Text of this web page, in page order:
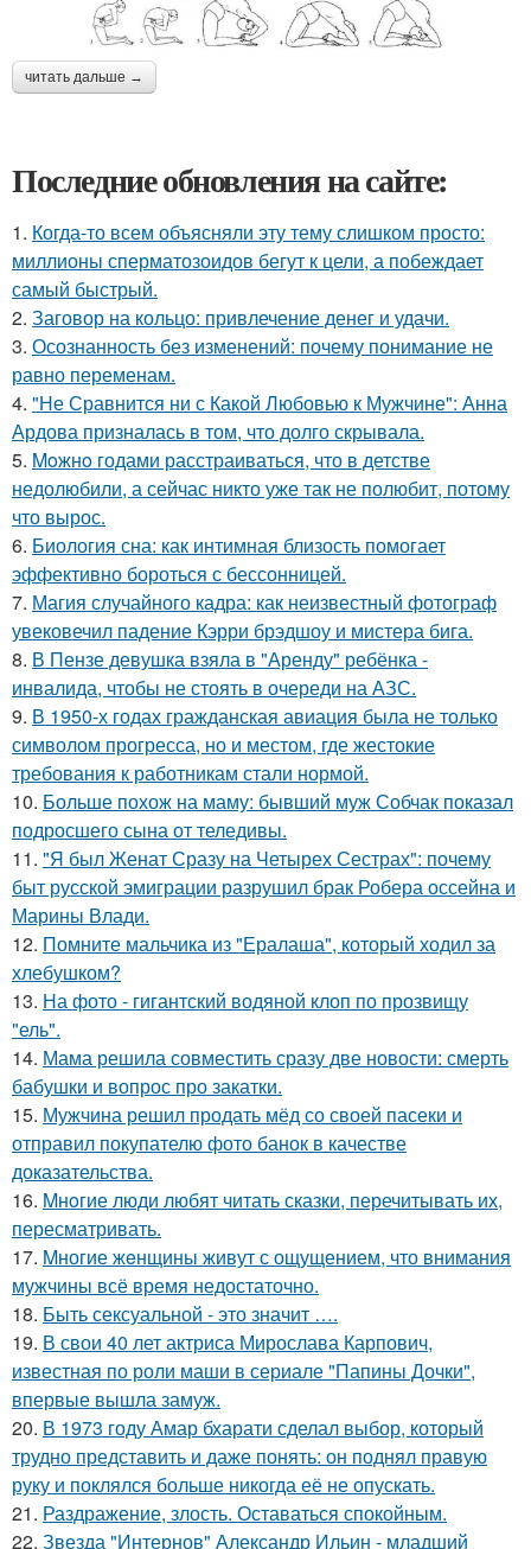
читать дальше →
Последние обновления на сайте:
1. Когда-то всем объясняли эту тему слишком просто:
миллионы сперматозоидов бегут к цели, а побеждает
самый быстрый.
2. Заговор на кольцо: привлечение денег и удачи.
3. Осознанность без изменений: почему понимание не
равно переменам.
4. "Не Сравнится ни с Какой Любовью к Мужчине": Анна
Ардова призналась в том, что долго скрывала.
5. Moжнo годами расстраиваться, что в детстве
недолюбили, а сейчас никто уже так не полюбит, потому
что вырос.
6. Биология сна: как интимная близость помогает
эффективно бороться с бессонницей.
7. Магия случайного кадра: как неизвестный фотограф
увековечил падение Кэрри брэдшоу и мистера бига.
8. В Пензе девушка взяла в "Аренду" ребёнка -
инвалида, чтобы не стоять в очереди на АЗС.
9. В 1950-х годах гражданская авиация была не только
символом прогресса, но и местом, где жестокие
требования к работникам стали нормой.
10. Больше похож на маму: бывший муж Собчак показал
подросшего сына от теледивы.
11. "Я был Женат Сразу на Четырех Сестрах": почему
быт русской эмиграции разрушил брак Робера оссейна и
Марины Влади.
12. Помните мальчика из "Ералаша", который ходил за
хлебушком?
13. На фото - гигантский водяной клоп по прозвищу
"ель".
14. Мама решила совместить сразу две новости: смерть
бабушки и вопрос про закатки.
15. Мужчина решил продать мёд со своей пасеки и
отправил покупателю фото банок в качестве
доказательства.
16. Mнoгие люди любят читать сказки, перечитывать их,
пересматривать.
17. Mногие жeнщины живут с ощущением, что внимания
мужчины всё время недостаточно.
18. Быть сексуальной - это значит ….
19. В свои 40 лет актриса Мирослава Карпович,
известная по роли маши в сериале "Папины Дочки",
впервые вышла замуж.
20. В 1973 году Амар бхарати сделал выбор, который
трудно представить и даже понять: он поднял правую
руку и поклялся больше никогда её не опускать.
21. Раздражение, злость. Оставаться спокойным.
22. Звезда "Интернов" Александр Ильин - младший